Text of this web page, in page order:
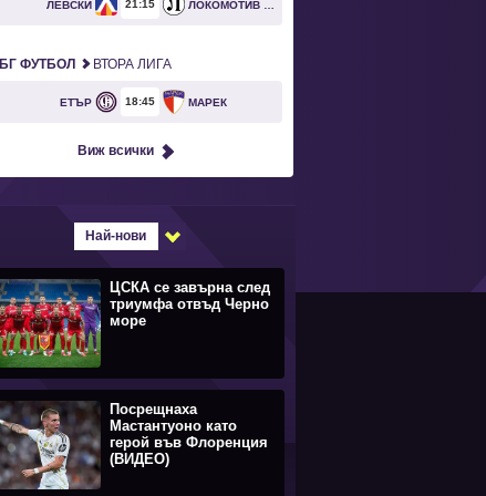
ЛЕВСКИ 21 15
БГ ФУТБОЛ ВТОРА ЛИГА
ЕТЪР 18 45 МАРЕК
Виж всички
Най-нови
ЦСКА се завърна след
триумфа отвъд Черно
море
Посрещнаха
Мастантуоно като
герой във Флоренция
(ВИДЕО)